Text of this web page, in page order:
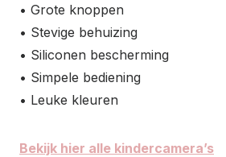
• Grote knoppen
• Stevige behuizing
• Siliconen bescherming
• Simpele bediening
• Leuke kleuren
Bekijk hier alle kindercamera’s